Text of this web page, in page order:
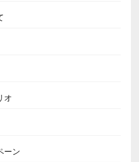
オ
ーン